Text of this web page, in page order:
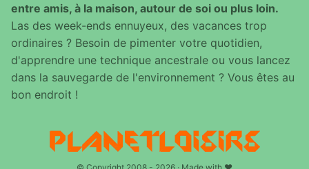
entre amis, à la maison, autour de soi ou plus loin.
Las des week-ends ennuyeux, des vacances trop
ordinaires ? Besoin de pimenter votre quotidien,
d'apprendre une technique ancestrale ou vous lancez
dans la sauvegarde de l'environnement ? Vous êtes au
bon endroit !